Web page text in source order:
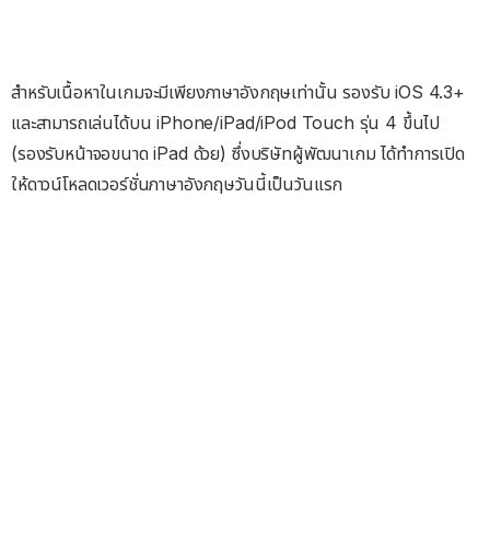
สำหรับเนื้อหาในเกมจะมีเพียงภาษาอังกฤษเท่านั้น รองรับ iOS 4.3+
และสามารถเล่นได้บน iPhone/iPad/iPod Touch รุ่น 4 ขึ้นไป
(รองรับหน้าจอขนาด iPad ด้วย) ซึ่งบริษัทผู้พัฒนาเกม ได้ทำการเปิด
ให้ดาวน์โหลดเวอร์ชั่นภาษาอังกฤษวันนี้เป็นวันแรก